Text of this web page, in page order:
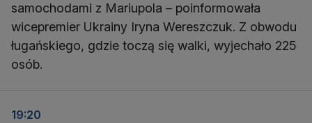
samochodami z Mariupola – poinformowała
wicepremier Ukrainy Iryna Wereszczuk. Z obwodu
ługańskiego, gdzie toczą się walki, wyjechało 225
osób.
19:20